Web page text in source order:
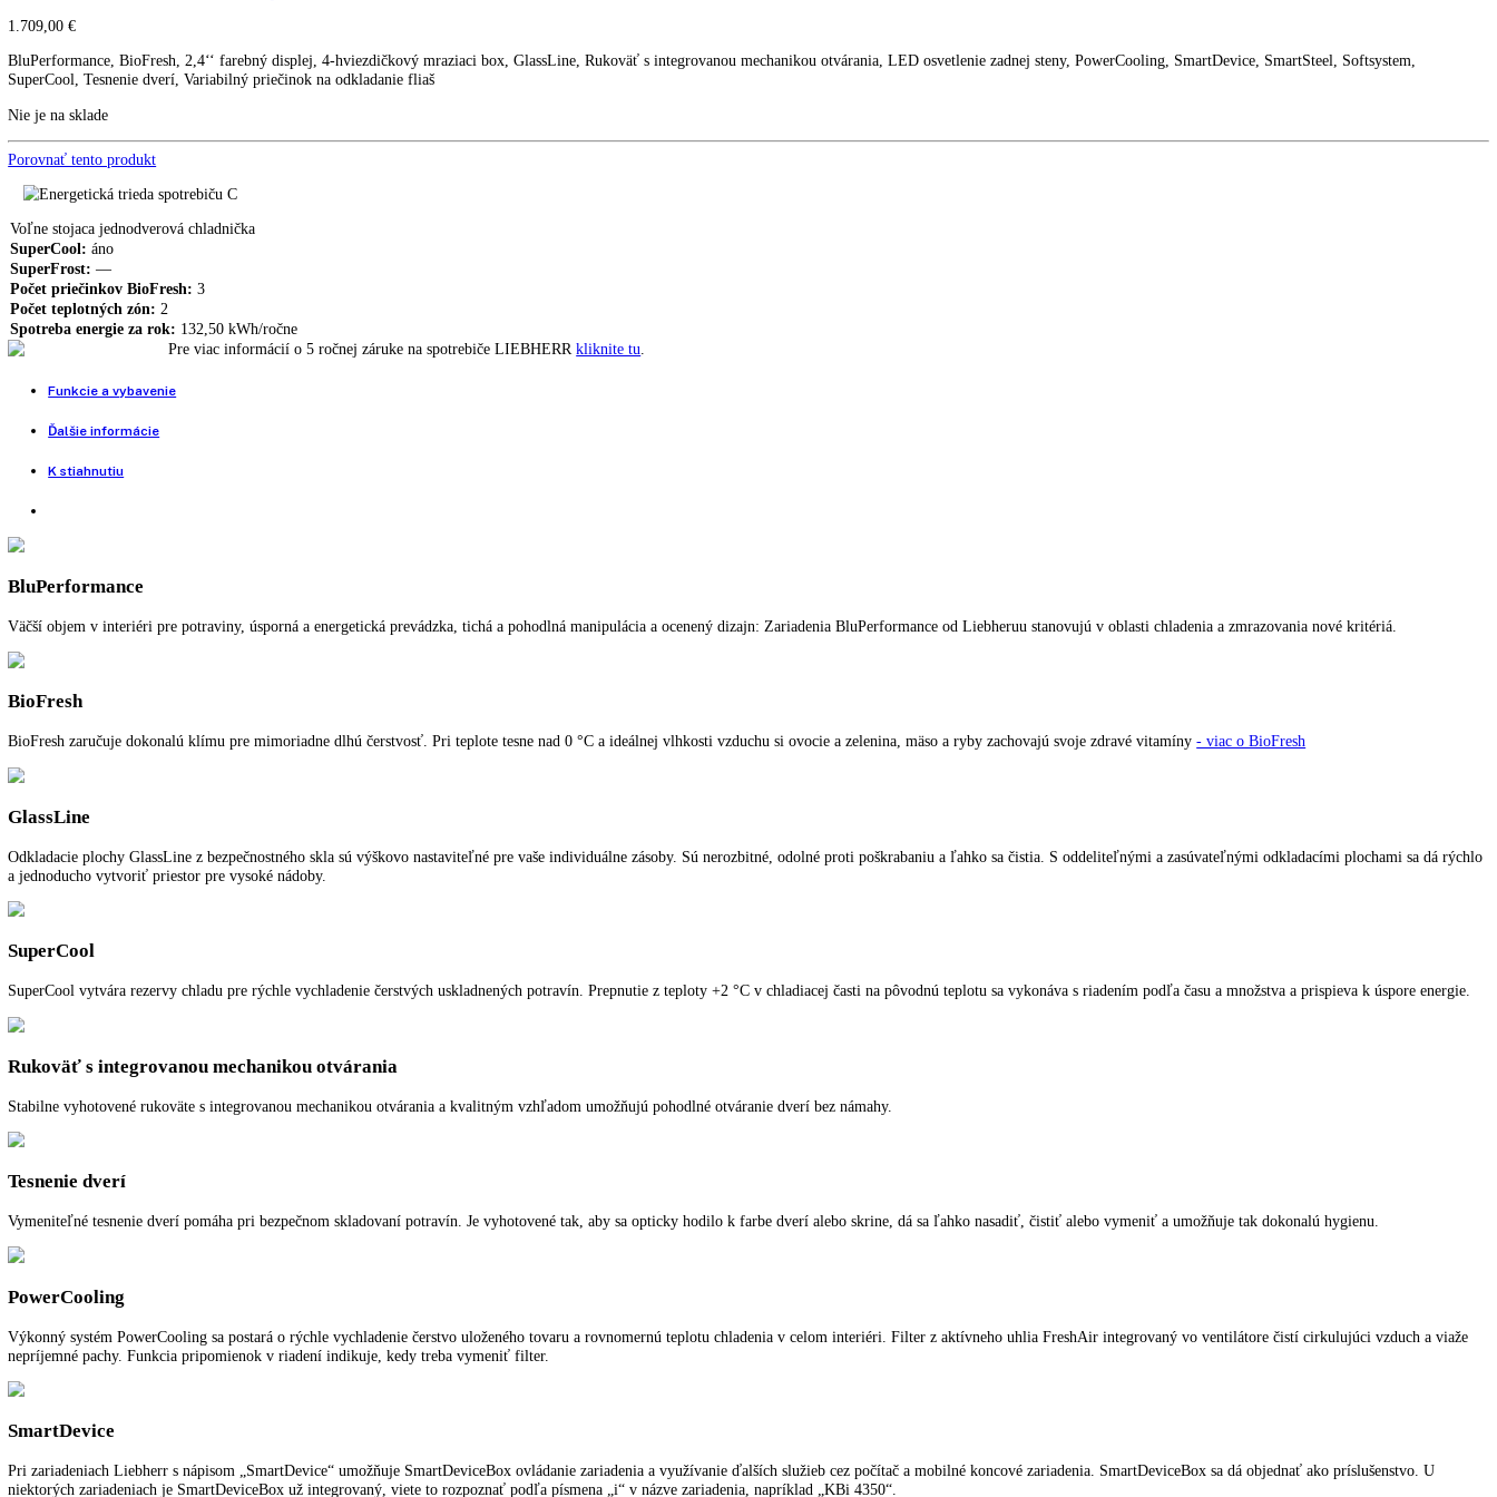
LIEBHERR KBes 4374 s BioFresh, nerezová
KBes 4374
LIEBHERR Kef 3730 nerezové dvere
LIEBHERR KBbs 4374 s BioFresh, čierny nerez
1.709,00€
BluPerformance, BioFresh, 2,4‘‘ farebný displej, 4-hviezdičkový mraziaci box, GlassLine, Rukoväť s integrovanou mechanikou otvárania, LED osvetlenie zadnej steny, PowerCooling, SmartDevice, SmartSteel,
Nie je na sklade
SuperCool:
SuperFrost:
Počet priečinkov BioFresh:
Počet teplotných zón:2
Funkcie a vybavenie
BioFresh
BioFresh zaručuje dokonalú klímu pre mimoriadne dlhú čerstvosť. Pri teplote tesne nad 0 °C a ideálnej vlhkosti vzduchu si ovocie a zelenina, mäso a ryby zachovajú svoje zdravé vitamíny
GlassLine
Odkladacie plochy GlassLine z bezpečnostného skla sú výškovo nastaviteľné pre vaše individuálne zásoby. Sú nerozbitné, odolné proti poškrabaniu a ľahko sa čistia. S oddeliteľnými a zasúvateľnými odkladacími
a jednoducho vytvoriť priestor pre vysoké nádoby.
SuperCool
SuperCool vytvára rezervy chladu pre rýchle vychladenie čerstvých uskladnených potravín. Prepnutie z teploty +2 °C v chladiacej časti na pôvodnú teplotu sa vykonáva s riadením podľa času a množstva a
Rukoväť s integrovanou mechanikou otvárania